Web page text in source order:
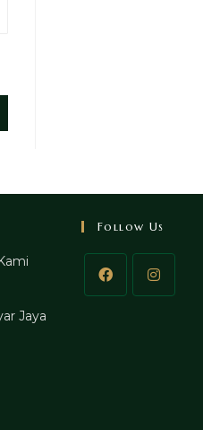
Jaya
Follow Us